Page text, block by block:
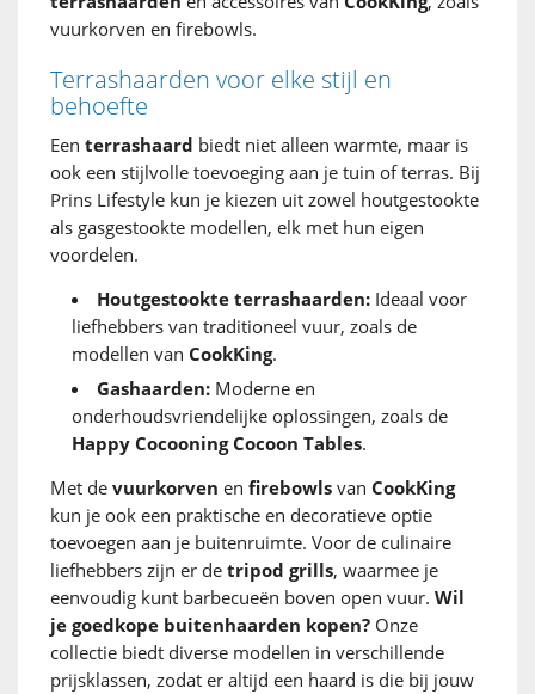
vuurkorven en firebowls.
Terrashaarden voor elke stijl en
behoefte
Een terrashaard biedt niet alleen warmte, maar is
ook een stijlvolle toevoeging aan je tuin of terras. Bij
Prins Lifestyle kun je kiezen uit zowel houtgestookte
als gasgestookte modellen, elk met hun eigen
voordelen.
Houtgestookte terrashaarden: Ideaal voor
liefhebbers van traditioneel vuur, zoals de
modellen van CookKing.
Gashaarden: Moderne en
onderhoudsvriendelijke oplossingen, zoals de
Happy Cocooning Cocoon Tables.
Met de vuurkorven en firebowls van CookKing
kun je ook een praktische en decoratieve optie
toevoegen aan je buitenruimte. Voor de culinaire
liefhebbers zijn er de tripod grills, waarmee je
eenvoudig kunt barbecueën boven open vuur. Wil
je goedkope buitenhaarden kopen? Onze
collectie biedt diverse modellen in verschillende
prijsklassen, zodat er altijd een haard is die bij jouw